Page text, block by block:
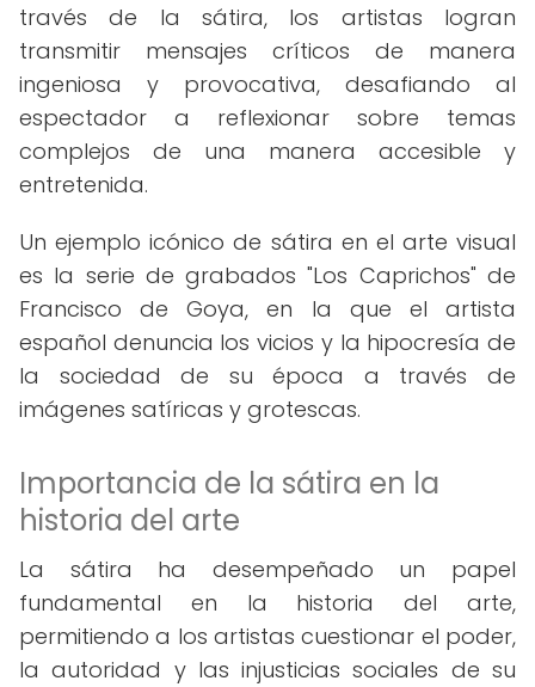
través de la sátira, los artistas logran
transmitir mensajes críticos de manera
ingeniosa y provocativa, desafiando al
espectador a reflexionar sobre temas
complejos de una manera accesible y
entretenida.
Un ejemplo icónico de sátira en el arte visual
es la serie de grabados "Los Caprichos" de
Francisco de Goya, en la que el artista
español denuncia los vicios y la hipocresía de
la sociedad de su época a través de
imágenes satíricas y grotescas.
Importancia de la sátira en la
historia del arte
La sátira ha desempeñado un papel
fundamental en la historia del arte,
permitiendo a los artistas cuestionar el poder,
la autoridad y las injusticias sociales de su